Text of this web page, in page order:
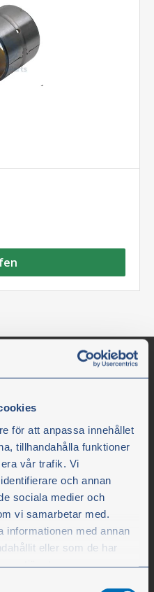
för att anpassa innehållet
tillhandahålla funktioner
vår trafik. Vi
och annan
sociala medier och
vi samarbetar med.
informationen med annan
eller som de har